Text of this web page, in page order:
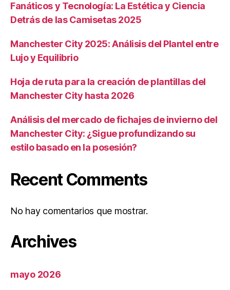
Fanáticos y Tecnología: La Estética y Ciencia
Detrás de las Camisetas 2025
Manchester City 2025: Análisis del Plantel entre
Lujo y Equilibrio
Hoja de ruta para la creación de plantillas del
Manchester City hasta 2026
Análisis del mercado de fichajes de invierno del
Manchester City: ¿Sigue profundizando su
estilo basado en la posesión?
Recent Comments
No hay comentarios que mostrar.
Archives
mayo 2026